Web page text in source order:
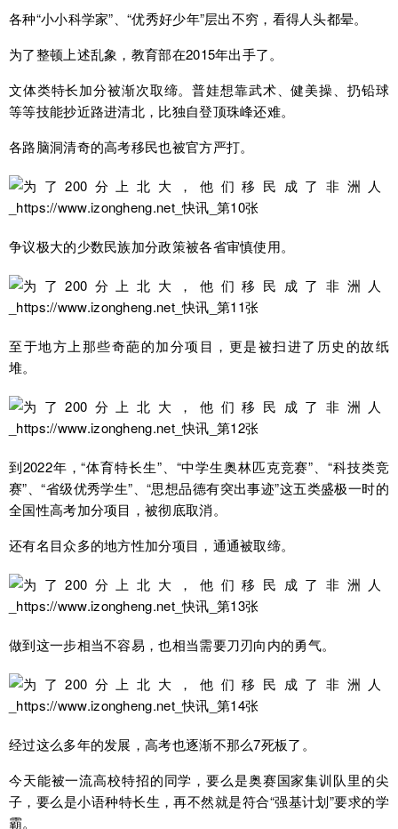
各种“小小科学家”、“优秀好少年”层出不穷，看得人头都晕。
为了整顿上述乱象，教育部在2015年出手了。
文体类特长加分被渐次取缔。普娃想靠武术、健美操、扔铅球
等等技能抄近路进清北，比独自登顶珠峰还难。
各路脑洞清奇的高考移民也被官方严打。
争议极大的少数民族加分政策被各省审慎使用。
至于地方上那些奇葩的加分项目，更是被扫进了历史的故纸
堆。
到2022年，“体育特长生”、“中学生奥林匹克竞赛”、“科技类竞
赛”、“省级优秀学生”、“思想品德有突出事迹”这五类盛极一时的
全国性高考加分项目，被彻底取消。
还有名目众多的地方性加分项目，通通被取缔。
做到这一步相当不容易，也相当需要刀刃向内的勇气。
经过这么多年的发展，高考也逐渐不那么7死板了。
今天能被一流高校特招的同学，要么是奥赛国家集训队里的尖
子，要么是小语种特长生，再不然就是符合“强基计划”要求的学
霸。